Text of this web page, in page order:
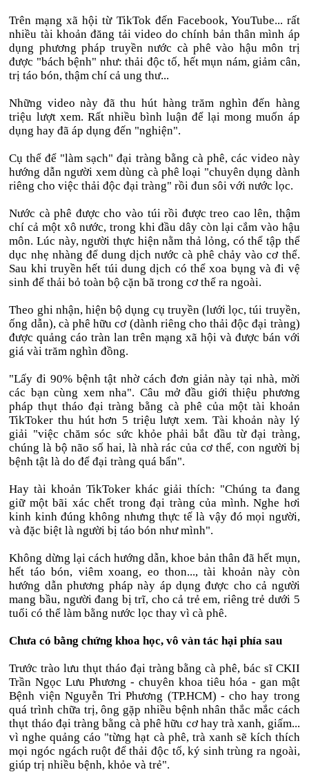
Trên mạng xã hội từ TikTok đến Facebook, YouTube... rất
nhiều tài khoản đăng tải video do chính bản thân mình áp
dụng phương pháp truyền nước cà phê vào hậu môn trị
được "bách bệnh" như: thải độc tố, hết mụn nám, giảm cân,
trị táo bón, thậm chí cả ung thư...
Những video này đã thu hút hàng trăm nghìn đến hàng
triệu lượt xem. Rất nhiều bình luận để lại mong muốn áp
dụng hay đã áp dụng đến "nghiện".
Cụ thể để "làm sạch" đại tràng bằng cà phê, các video này
hướng dẫn người xem dùng cà phê loại "chuyên dụng dành
riêng cho việc thải độc đại tràng" rồi đun sôi với nước lọc.
Nước cà phê được cho vào túi rồi được treo cao lên, thậm
chí cả một xô nước, trong khi đầu dây còn lại cắm vào hậu
môn. Lúc này, người thực hiện nằm thả lỏng, có thể tập thể
dục nhẹ nhàng để dung dịch nước cà phê chảy vào cơ thể.
Sau khi truyền hết túi dung dịch có thể xoa bụng và đi vệ
sinh để thải bỏ toàn bộ cặn bã trong cơ thể ra ngoài.
Theo ghi nhận, hiện bộ dụng cụ truyền (lưới lọc, túi truyền,
ống dẫn), cà phê hữu cơ (dành riêng cho thải độc đại tràng)
được quảng cáo tràn lan trên mạng xã hội và được bán với
giá vài trăm nghìn đồng.
"Lấy đi 90% bệnh tật nhờ cách đơn giản này tại nhà, mời
các bạn cùng xem nha". Câu mở đầu giới thiệu phương
pháp thụt tháo đại tràng bằng cà phê của một tài khoản
TikToker thu hút hơn 5 triệu lượt xem. Tài khoản này lý
giải "việc chăm sóc sức khỏe phải bắt đầu từ đại tràng,
chúng là bộ não số hai, là nhà rác của cơ thể, con người bị
bệnh tật là do để đại tràng quá bẩn".
Hay tài khoản TikToker khác giải thích: "Chúng ta đang
giữ một bãi xác chết trong đại tràng của mình. Nghe hơi
kinh kinh đúng không nhưng thực tế là vậy đó mọi người,
và đặc biệt là người bị táo bón như mình".
Không dừng lại cách hướng dẫn, khoe bản thân đã hết mụn,
hết táo bón, viêm xoang, eo thon..., tài khoản này còn
hướng dẫn phương pháp này áp dụng được cho cả người
mang bầu, người đang bị trĩ, cho cả trẻ em, riêng trẻ dưới 5
tuổi có thể làm bằng nước lọc thay vì cà phê.
Chưa có bằng chứng khoa học, vô vàn tác hại phía sau
Trước trào lưu thụt tháo đại tràng bằng cà phê, bác sĩ CKII
Trần Ngọc Lưu Phương - chuyên khoa tiêu hóa - gan mật
Bệnh viện Nguyễn Tri Phương (TP.HCM) - cho hay trong
quá trình chữa trị, ông gặp nhiều bệnh nhân thắc mắc cách
thụt tháo đại tràng bằng cà phê hữu cơ hay trà xanh, giấm...
vì nghe quảng cáo "từng hạt cà phê, trà xanh sẽ kích thích
mọi ngóc ngách ruột để thải độc tố, ký sinh trùng ra ngoài,
giúp trị nhiều bệnh, khỏe và trẻ".